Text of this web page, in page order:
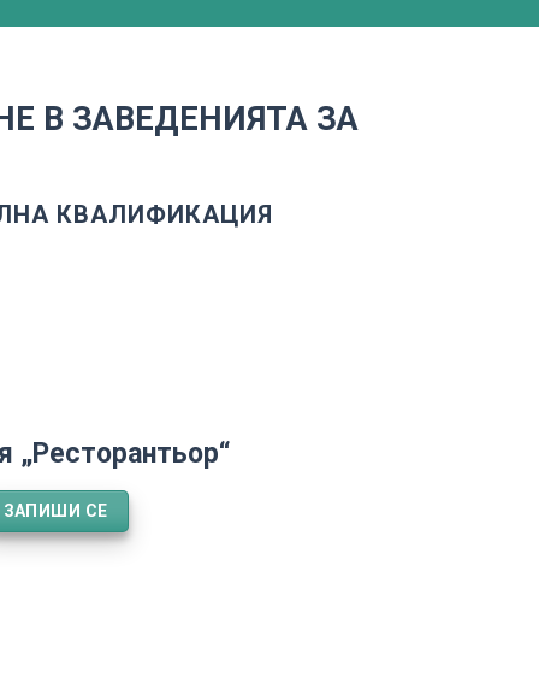
В ЗАВЕДЕНИЯТА ЗА
КВАЛИФИКАЦИЯ
„Ресторантьор“
ЗАПИШИ СЕ